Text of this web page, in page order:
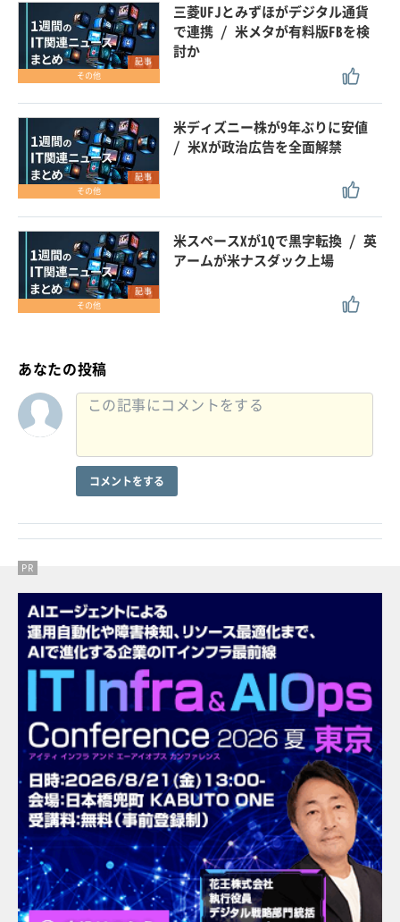
記事
その他
三菱UFJとみずほがデジタル通貨
で連携 / 米メタが有料版FBを検
討か
記事
その他
米ディズニー株が9年ぶりに安値
/ 米Xが政治広告を全面解禁
記事
その他
米スペースXが1Qで黒字転換 / 英
アームが米ナスダック上場
あなたの投稿
コメントをする
PR
PR
PR